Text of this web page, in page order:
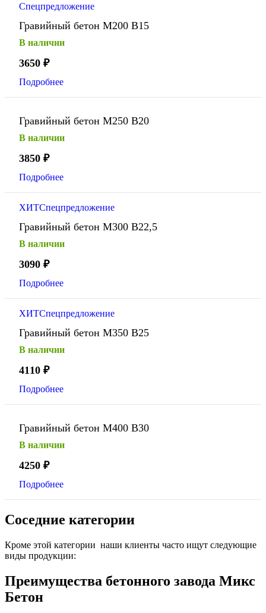
Спецпредложение
Гравийный бетон М200 В15
В наличии
3650 ₽
Подробнее
Гравийный бетон М250 В20
В наличии
3850 ₽
Подробнее
ХИТСпецпредложение
Гравийный бетон М300 В22,5
В наличии
3090 ₽
Подробнее
ХИТСпецпредложение
Гравийный бетон М350 В25
В наличии
4110 ₽
Подробнее
Гравийный бетон М400 В30
В наличии
4250 ₽
Подробнее
Соседние категории
Кроме этой категории наши клиенты часто ищут следующие
виды продукции:
Преимущества бетонного завода Микс
Бетон